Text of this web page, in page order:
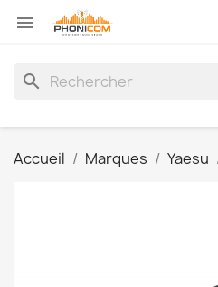

search
Accueil Marques Yaesu